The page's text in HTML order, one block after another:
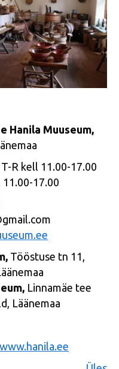
Hanila Muuseum,
R kell 11.00-17.00
17.00
Tööstuse tn 11,
Linnamäe tee
Läänemaa
www.hanila.ee